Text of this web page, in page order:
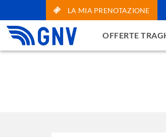
LA MIA PRENOTAZIONE
OFFERTE